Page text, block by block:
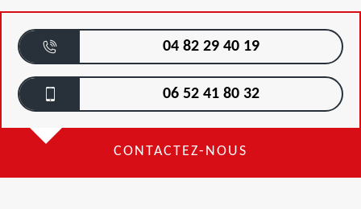
04 82 29 40 19
06 52 41 80 32
CONTACTEZ-NOUS